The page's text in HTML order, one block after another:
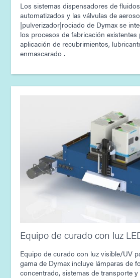
Los sistemas dispensadores de
automatizados y las válvulas de
|pulverizador|rociado de Dymax se
los procesos de fabricación existentes
aplicación de recubrimientos,
enmascarado .
Equipo de curado con luz
Equipo de curado con luz visible/UV
gama de Dymax incluye lámparas de
concentrado, sistemas de transporte y